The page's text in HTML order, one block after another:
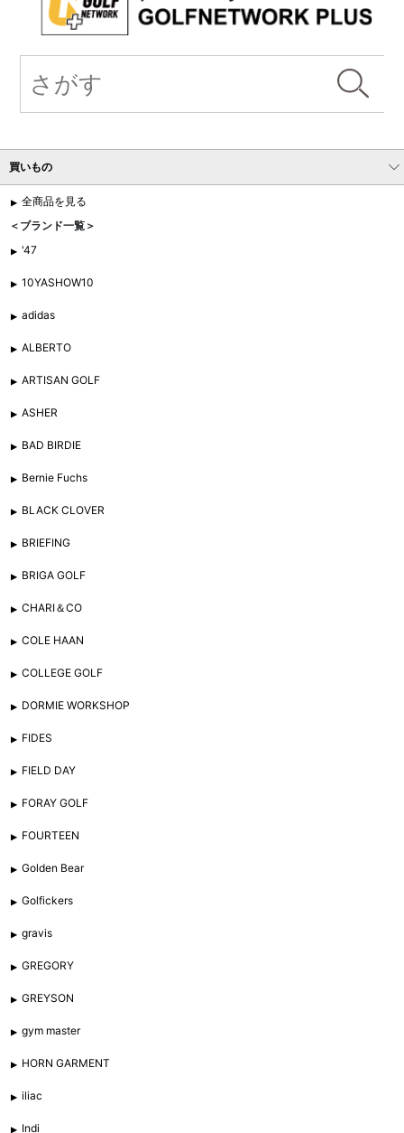
買いもの
全商品を見る
＜ブランド一覧＞
'47
10YASHOW10
adidas
ALBERTO
ARTISAN GOLF
ASHER
BAD BIRDIE
Bernie Fuchs
BLACK CLOVER
BRIEFING
BRIGA GOLF
CHARI＆CO
COLE HAAN
COLLEGE GOLF
DORMIE WORKSHOP
FIDES
FIELD DAY
FORAY GOLF
FOURTEEN
Golden Bear
Golfickers
gravis
GREGORY
GREYSON
gym master
HORN GARMENT
iliac
Indi